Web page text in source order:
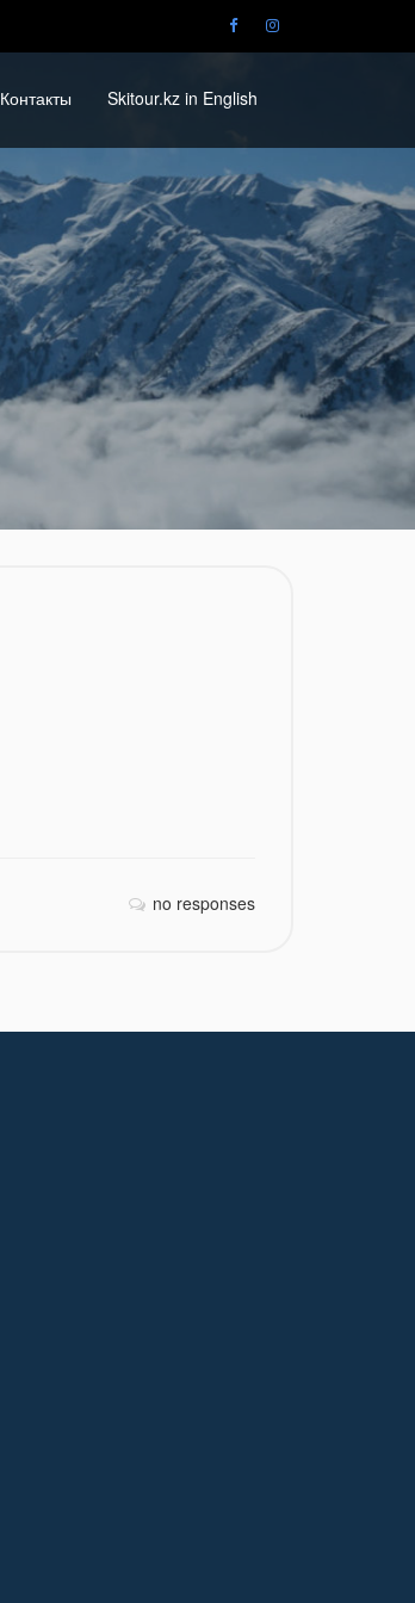
Контакты Skitour.kz in English
no responses